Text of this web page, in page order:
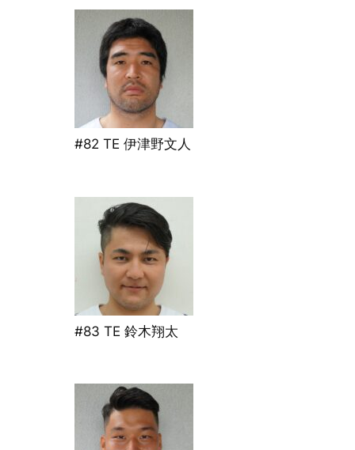
#82 TE 伊津野文人
#83 TE 鈴木翔太